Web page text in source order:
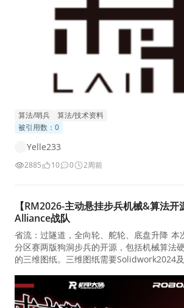
算法/哨兵
算法/技术资料
被引用数：0
Yelle233
2885 10 0 2周前
【RM2026-主动悬挂步兵机械&算法
Alliance战队
省流：过隧道，全向轮、舵轮、底盘升降 本
分区赛两版狗洞步兵的开源，包括机械算法
的三维图纸。三维图纸需要Solidwork2024及